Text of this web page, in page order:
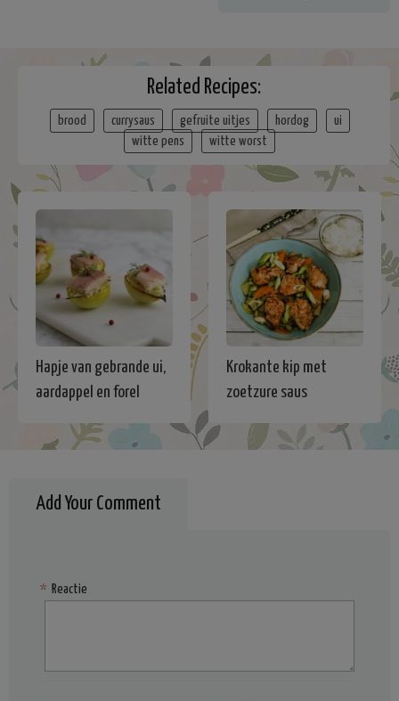
Related Recipes:
brood currysaus gefruite uitjes hordog
ui
witte pens
witte worst
Hapje van gebrande ui,
aardappel en forel
Krokante kip met
zoetzure saus
Add Your Comment
Reactie
*